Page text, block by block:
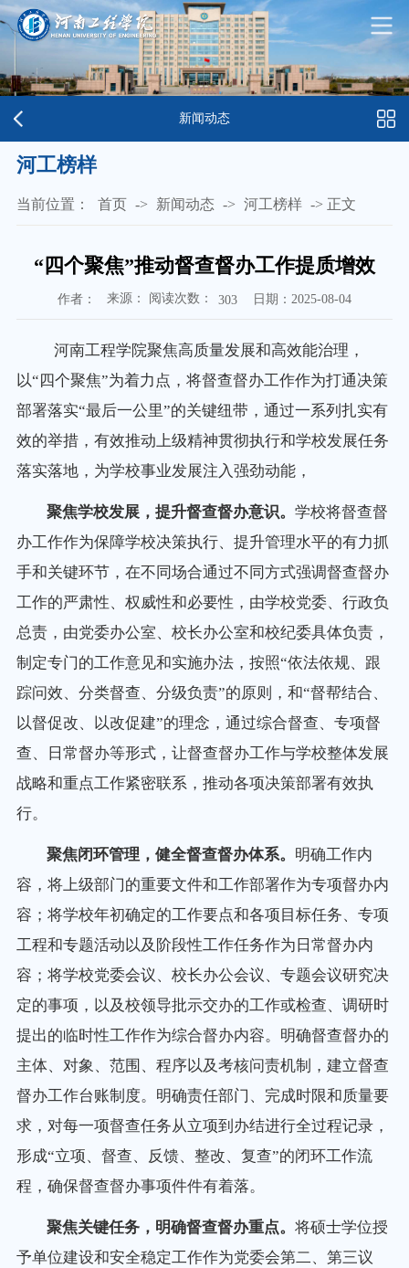
新闻动态
河工榜样
当前位置： 首页 -> 新闻动态 -> 河工榜样 -> 正文
“四个聚焦”推动督查督办工作提质增效
作者： 来源： 阅读次数： 303 日期：2025-08-04
河南工程学院聚焦高质量发展和高效能治理，
以“四个聚焦”为着力点，将督查督办工作作为打通决策
部署落实“最后一公里”的关键纽带，通过一系列扎实有
效的举措，有效推动上级精神贯彻执行和学校发展任务
落实落地，为学校事业发展注入强劲动能，
聚焦学校发展，提升督查督办意识。学校将督查督
办工作作为保障学校决策执行、提升管理水平的有力抓
手和关键环节，在不同场合通过不同方式强调督查督办
工作的严肃性、权威性和必要性，由学校党委、行政负
总责，由党委办公室、校长办公室和校纪委具体负责，
制定专门的工作意见和实施办法，按照“依法依规、跟
踪问效、分类督查、分级负责”的原则，和“督帮结合、
以督促改、以改促建”的理念，通过综合督查、专项督
查、日常督办等形式，让督查督办工作与学校整体发展
战略和重点工作紧密联系，推动各项决策部署有效执
行。
聚焦闭环管理，健全督查督办体系。 明确工作内
容，将上级部门的重要文件和工作部署作为专项督办内
容；将学校年初确定的工作要点和各项目标任务、专项
工程和专题活动以及阶段性工作任务作为日常督办内
容；将学校党委会议、校长办公会议、专题会议研究决
定的事项，以及校领导批示交办的工作或检查、调研时
提出的临时性工作作为综合督办内容。明确督查督办的
主体、对象、范围、程序以及考核问责机制，建立督查
督办工作台账制度。明确责任部门、完成时限和质量要
求，对每一项督查任务从立项到办结进行全过程记录，
形成“立项、督查、反馈、整改、复查”的闭环工作流
程，确保督查督办事项件件有着落。
聚焦关键任务，明确督查督办重点。将硕士学位授
予单位建设和安全稳定工作作为党委会第二、第三议